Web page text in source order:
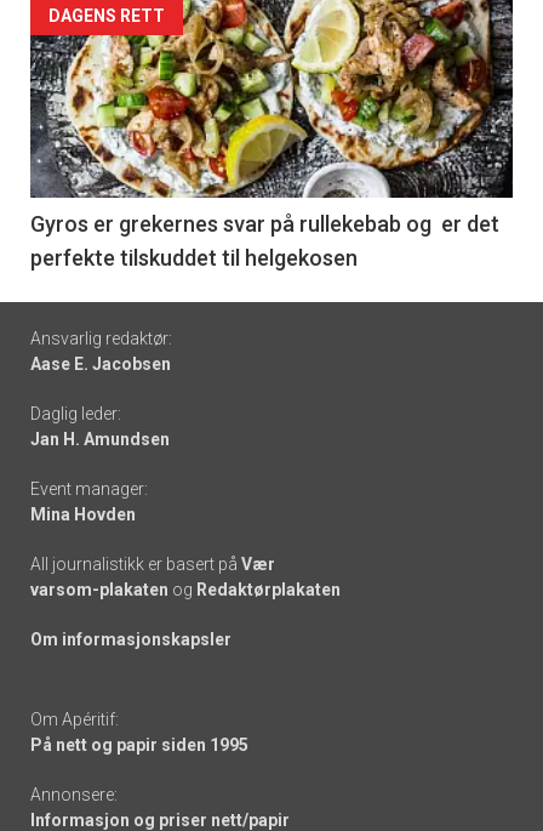
Forsiden
akkurat
nå
-
6
DAGENS RETT
Gyros er grekernes svar på rullekebab og er det
perfekte tilskuddet til helgekosen
Footer
-
links
Ansvarlig redaktør:
Aase E. Jacobsen
Daglig leder:
Jan H. Amundsen
Event manager:
Mina Hovden
All journalistikk er basert på Vær
varsom-plakaten og Redaktørplakaten
Om informasjonskapsler
Om Apéritif:
På nett og papir siden 1995
Annonsere:
Informasjon og priser nett/papir